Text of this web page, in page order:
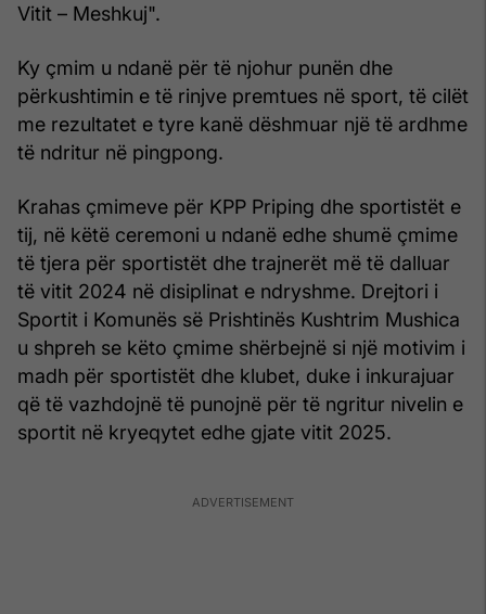
Vitit – Meshkuj".
Ky çmim u ndanë për të njohur punën dhe
përkushtimin e të rinjve premtues në sport, të cilët
me rezultatet e tyre kanë dëshmuar një të ardhme
të ndritur në pingpong.
Krahas çmimeve për KPP Priping dhe sportistët e
tij, në këtë ceremoni u ndanë edhe shumë çmime
të tjera për sportistët dhe trajnerët më të dalluar
të vitit 2024 në disiplinat e ndryshme. Drejtori i
Sportit i Komunës së Prishtinës Kushtrim Mushica
u shpreh se këto çmime shërbejnë si një motivim i
madh për sportistët dhe klubet, duke i inkurajuar
që të vazhdojnë të punojnë për të ngritur nivelin e
sportit në kryeqytet edhe gjate vitit 2025.